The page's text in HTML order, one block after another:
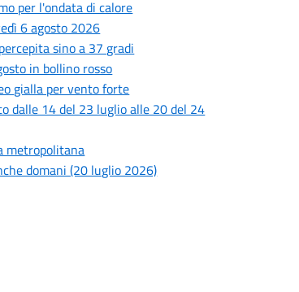
per l'ondata di calore
6 agosto 2026
sino a 37 gradi
in bollino rosso
gialla per vento forte
dalle 14 del 23 luglio alle 20 del 24
metropolitana
domani (20 luglio 2026)